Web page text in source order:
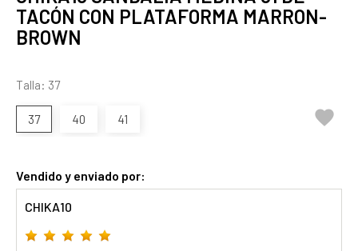
TACÓN CON PLATAFORMA MARRON-
BROWN
Talla: 37
37 40 41 
Vendido y enviado por:
CHIKA10